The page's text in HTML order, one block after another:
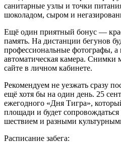
санитарные узлы и точки
шоколадом, сыром и
Ещё один приятный бонус —
память. На дистанции бегунов
профессиональные фотографы,
автоматическая камера. Снимки
сайте в личном кабинете.
Рекомендуем не уезжать сразу
ещё хотя бы на один день. 25
ежегодного «Дня Тигра»,
площади и будет
шествием и разными
Расписание забега: